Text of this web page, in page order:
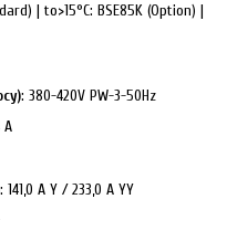
| to>15°C: BSE85K (Option) |
: 380-420V PW-3-50Hz
A
: 141,0 A Y / 233,0 A YY